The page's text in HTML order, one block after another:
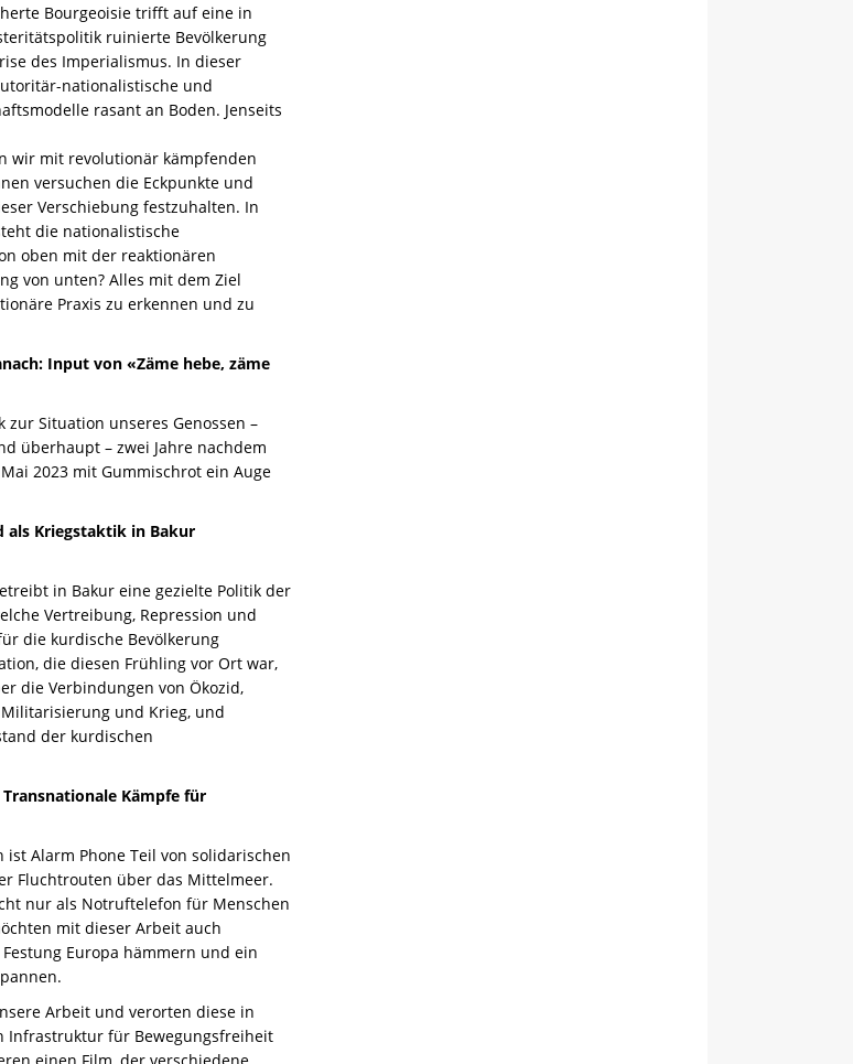
Bourgeoisie trifft auf eine in
ruinierte Bevölkerung
des Imperialismus. In dieser
nationalistische und
rasant an Boden. Jenseits
wir mit revolutionär kämpfenden
versuchen die Eckpunkte und
Verschiebung festzuhalten. In
die nationalistische
oben mit der reaktionären
von unten? Alles mit dem Ziel
Praxis zu erkennen und zu
Input von «Zäme hebe, zäme
zur Situation unseres Genossen –
überhaupt – zwei Jahre nachdem
2023 mit Gummischrot ein Auge
als Kriegstaktik in Bakur
in Bakur eine gezielte Politik der
Vertreibung, Repression und
die kurdische Bevölkerung
die diesen Frühling vor Ort war,
die Verbindungen von Ökozid,
und Krieg, und
der kurdischen
Kämpfe für
ist Alarm Phone Teil von solidarischen
Fluchtrouten über das Mittelmeer.
nur als Notruftelefon für Menschen
mit dieser Arbeit auch
Europa hämmern und ein
Arbeit und verorten diese in
Infrastruktur für Bewegungsfreiheit